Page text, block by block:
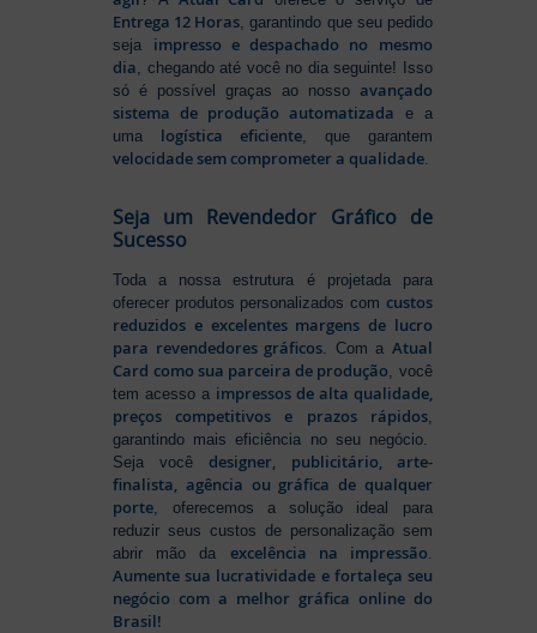
Entrega 12 Horas, garantindo que seu pedido
seja impresso e despachado no mesmo
dia, chegando até você no dia seguinte! Isso
só é possível graças ao nosso avançado
sistema de produção automatizada e a
uma logística eficiente, que garantem
velocidade sem comprometer a qualidade.
Seja um Revendedor Gráfico de
Sucesso
Toda a nossa estrutura é projetada para
oferecer produtos personalizados com custos
reduzidos e excelentes margens de lucro
para revendedores gráficos . Com a Atual
Card como sua parceira de produção , você
tem acesso a impressos de alta qualidade,
preços competitivos e prazos rápidos,
garantindo mais eficiência no seu negócio.
Seja vocêdesigner, publicitário, arte-
finalista, agência ou gráfica de qualquer
porte , oferecemos a solução ideal para
reduzir seus custos de personalização sem
abrir mão da excelência na impressão
Aumente sua lucratividade e fortaleça seu
negócio com a melhor gráfica online do
Brasil!